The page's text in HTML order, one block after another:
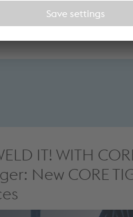
in tutto il mondo.
IT! WITH
New CORE